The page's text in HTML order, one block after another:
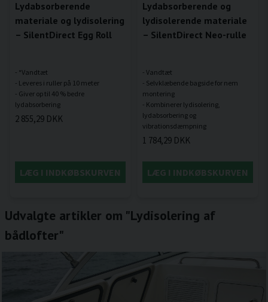
Lydabsorberende
materiale og lydisolering
– SilentDirect Egg Roll
- *Vandtæt
- Leveres i ruller på 10 meter
- Giver op til 40 % bedre
2 855,29 DKK
LÆG I INDKØBSKURVEN
Lydabsorberende og
lydisolerende materiale
– SilentDirect Neo-rulle
- Vandtæt
- Selvklæbende bagside for nem
montering
- Kombinerer lydisolering,
lydabsorbering og
1 784,29 DKK
LÆG I INDKØBSKURVEN
Udvalgte artikler om "Lydisolering af
bådlofter"